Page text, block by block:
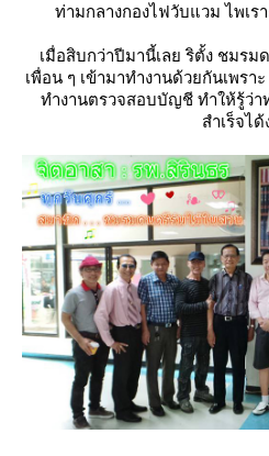
ท่ามกลางกองไฟวับแวม ไพเร
เมื่อสิบกว่าปีมานี้เลย ริตั้ง ชมร
เพื่อน ๆ เข้ามาทำงานด้วยกันเพรา
ทำงานตรวจสอบบัญชี ทำให้รู้ว่
สำเร็จไ